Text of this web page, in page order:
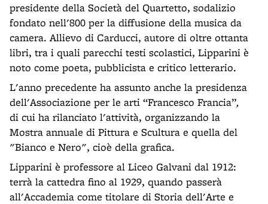
presidente della Società del Quartetto, sodalizio
fondato nell'800 per la diffusione della musica da
camera. Allievo di Carducci, autore di oltre ottanta
libri, tra i quali parecchi testi scolastici, Lipparini è
noto come poeta, pubblicista e critico letterario.
L'anno precedente ha assunto anche la presidenza
dell'Associazione per le arti “Francesco Francia”,
di cui ha rilanciato l'attività, organizzando la
Mostra annuale di Pittura e Scultura e quella del
"Bianco e Nero", cioè della grafica.
Lipparini è professore al Liceo Galvani dal 1912:
terrà la cattedra fino al 1929, quando passerà
all'Accademia come titolare di Storia dell'Arte e